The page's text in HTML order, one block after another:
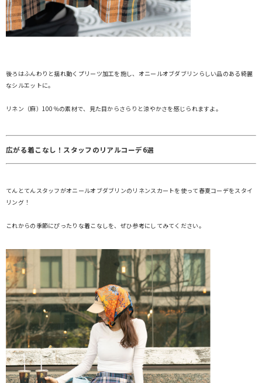
後ろはふんわりと揺れ動くプリーツ加工を施し、オニールオブダブリンらしい品のある綺麗
なシルエットに。
リネン（麻）100％の素材で、見た目からさらりと涼やかさを感じられますよ。
広がる着こなし！スタッフのリアルコーデ6選
てんとてんスタッフがオニールオブダブリンのリネンスカートを使って春夏コーデをスタイ
リング！
これからの季節にぴったりな着こなしを、ぜひ参考にしてみてください。